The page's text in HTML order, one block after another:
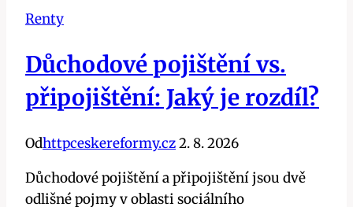
Renty
Důchodové pojištění vs.
připojištění: Jaký je rozdíl?
Odhttpceskereformy.cz2. 8. 2026
Důchodové pojištění a připojištění jsou dvě
odlišné pojmy v oblasti sociálního